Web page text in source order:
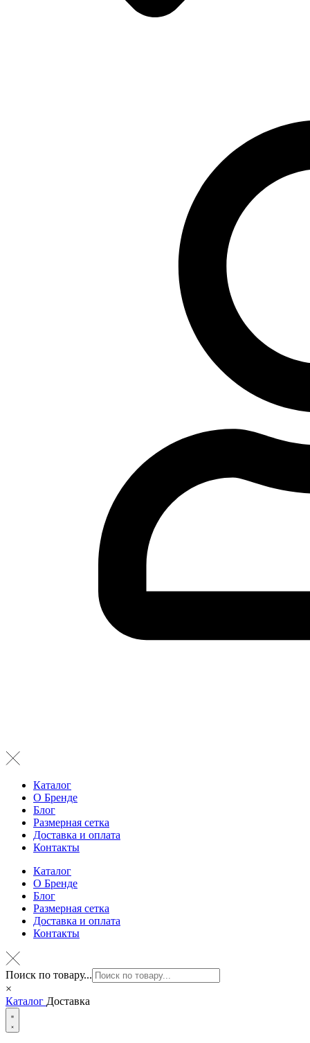
Каталог
О Бренде
Блог
Размерная сетка
Доставка и оплата
Контакты
Каталог
О Бренде
Блог
Размерная сетка
Доставка и оплата
Контакты
Поиск по товару...
×
Каталог Доставка